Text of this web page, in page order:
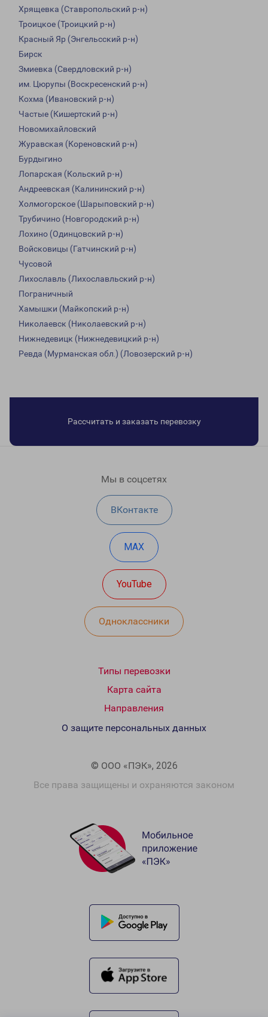
Хрящевка (Ставропольский р-н)
Троицкое (Троицкий р-н)
Красный Яр (Энгельсский р-н)
Бирск
Змиевка (Свердловский р-н)
им. Цюрупы (Воскресенский р-н)
Кохма (Ивановский р-н)
Частые (Кишертский р-н)
Новомихайловский
Журавская (Кореновский р-н)
Бурдыгино
Лопарская (Кольский р-н)
Андреевская (Калининский р-н)
Холмогорское (Шарыповский р-н)
Трубичино (Новгородский р-н)
Лохино (Одинцовский р-н)
Войсковицы (Гатчинский р-н)
Чусовой
Лихославль (Лихославльский р-н)
Пограничный
Хамышки (Майкопский р-н)
Николаевск (Николаевский р-н)
Нижнедевицк (Нижнедевицкий р-н)
Ревда (Мурманская обл.) (Ловозерский р-н)
Рассчитать и заказать перевозку
Мы в соцсетях
ВКонтакте
MAX
YouTube
Одноклассники
Типы перевозки
Карта сайта
Направления
© ООО «ПЭК», 2026
Все права защищены и охраняются законом
О защите персональных данных